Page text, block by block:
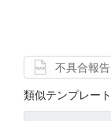
不具合報告
類似テンプレート